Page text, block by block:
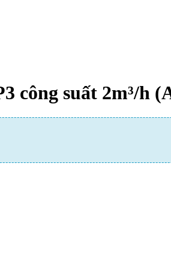
công suất 2m³/h